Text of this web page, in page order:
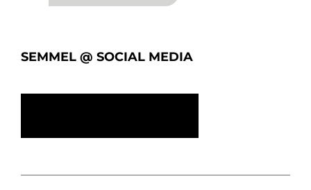
SEMMEL @ SOCIAL MEDIA